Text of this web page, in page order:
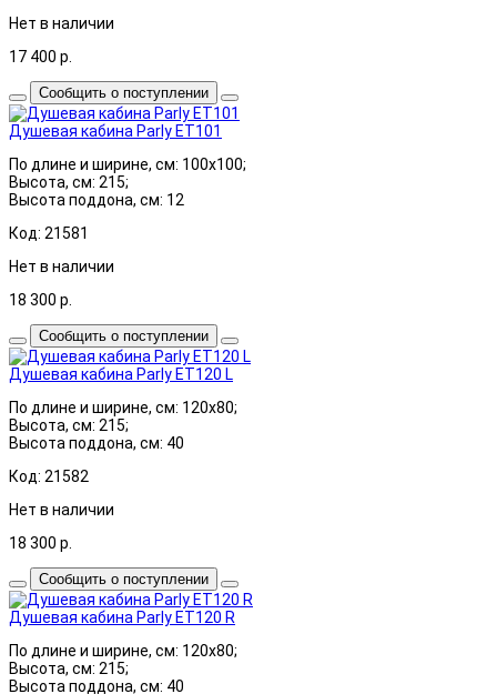
Нет в наличии
17 400 р.
Сообщить о поступлении
Душевая кабина Parly ET101
По длине и ширине, см: 100x100;
Высота, см: 215;
Высота поддона, см: 12
Код: 21581
Нет в наличии
18 300 р.
Сообщить о поступлении
Душевая кабина Parly ET120 L
По длине и ширине, см: 120x80;
Высота, см: 215;
Высота поддона, см: 40
Код: 21582
Нет в наличии
18 300 р.
Сообщить о поступлении
Душевая кабина Parly ET120 R
По длине и ширине, см: 120x80;
Высота, см: 215;
Высота поддона, см: 40